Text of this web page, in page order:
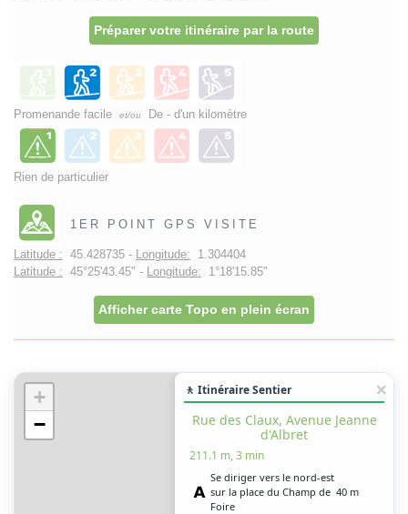
Préparer votre itinéraire par la route
Promenande facile et/ou De - d'un kilomètre
Rien de particulier
1ER POINT GPS VISITE
Latitude : 45.428735 - Longitude: 1.304404
Latitude : 45°25'43.45" - Longitude: 1°18'15.85"
Afficher carte Topo en plein écran
+
−
🚶 Itinéraire Sentier
Rue des Claux, Avenue Jeanne
d'Albret
211.1 m, 3 min
Se diriger vers le nord-est
sur la place du Champ de
Foire
40 m